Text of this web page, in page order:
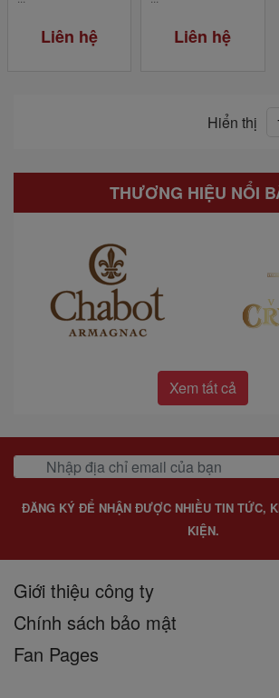
Liên hệ Liên hệ
Hiển thị
THƯƠNG HIỆU NỔI
Xem tất cả
ĐĂNG KÝ ĐỂ NHẬN ĐƯỢC NHIỀU TIN TỨC,
KIỆN.
Giới thiệu công ty
Chính sách bảo mật
Fan Pages